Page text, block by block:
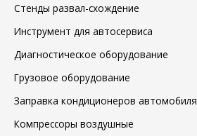
Стенды развал-схождение
Инструмент для автосервиса
Диагностическое оборудование
Грузовое оборудование
Заправка кондиционеров автомобиля
Компрессоры воздушные